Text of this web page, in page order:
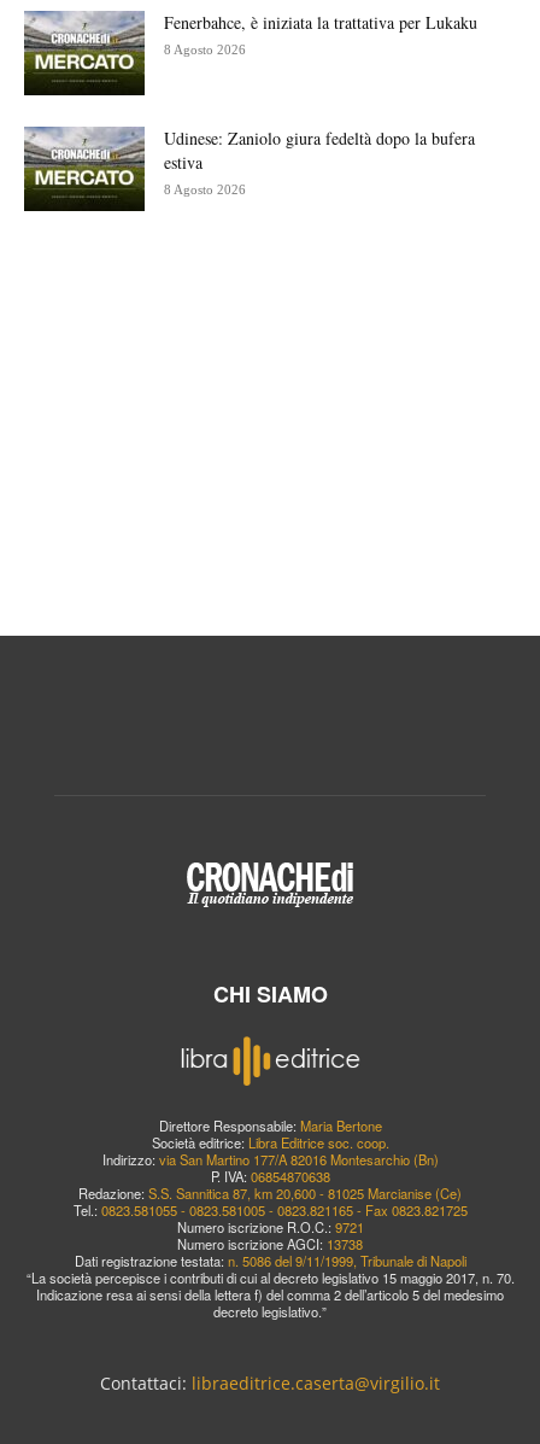
Fenerbahce, è iniziata la trattativa per Lukaku
8 Agosto 2026
Udinese: Zaniolo giura fedeltà dopo la bufera
estiva
8 Agosto 2026
CHI SIAMO
Direttore Responsabile: Maria Bertone
Società editrice: Libra Editrice soc. coop.
Indirizzo: via San Martino 177/A 82016 Montesarchio (Bn)
P. IVA: 06854870638
Redazione: S.S. Sannitica 87, km 20,600 - 81025 Marcianise (Ce)
Tel.: 0823.581055 - 0823.581005 - 0823.821165 - Fax 0823.821725
Numero iscrizione R.O.C.: 9721
Numero iscrizione AGCI: 13738
Dati registrazione testata: n. 5086 del 9/11/1999, Tribunale di Napoli
“La società percepisce i contributi di cui al decreto legislativo 15 maggio 2017, n. 70.
Indicazione resa ai sensi della lettera f) del comma 2 dell’articolo 5 del medesimo
decreto legislativo.”
Contattaci: libraeditrice.caserta@virgilio.it